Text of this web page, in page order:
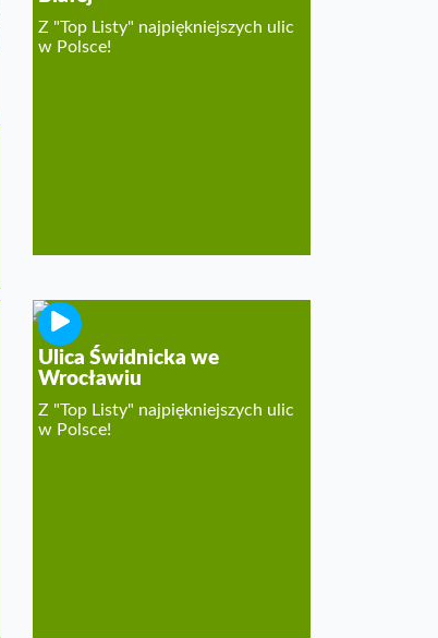
Z "Top Listy" najpiękniejszych ulic
w Polsce!
Ulica Świdnicka we
Wrocławiu
Z "Top Listy" najpiękniejszych ulic
w Polsce!